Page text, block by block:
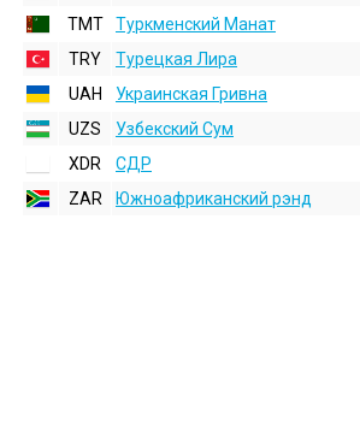
TMT
Туркменский Манат
TRY
Турецкая Лира
UAH
Украинская Гривна
UZS
Узбекский Сум
XDR
СДР
ZAR
Южноафриканский рэнд